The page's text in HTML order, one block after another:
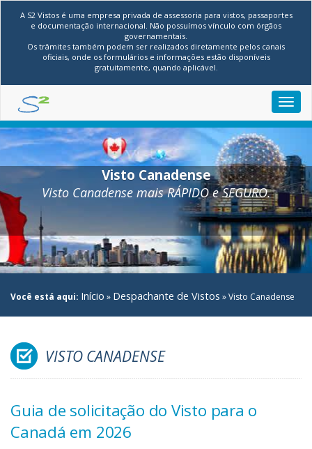
A S2 Vistos é uma empresa privada de assessoria para vistos, passaportes
e documentação internacional. Não possuímos vínculo com órgãos
governamentais.
Os trâmites também podem ser realizados diretamente pelos canais
oficiais, onde os formulários e informações estão disponíveis
gratuitamente, quando aplicável.
Visto Canadense
Visto Canadense mais RÁPIDO e SEGURO.
Você está aqui: Início » Despachante de Vistos »Visto Canadense
VISTO CANADENSE
Guia de solicitação do Visto para o
Canadá em 2026